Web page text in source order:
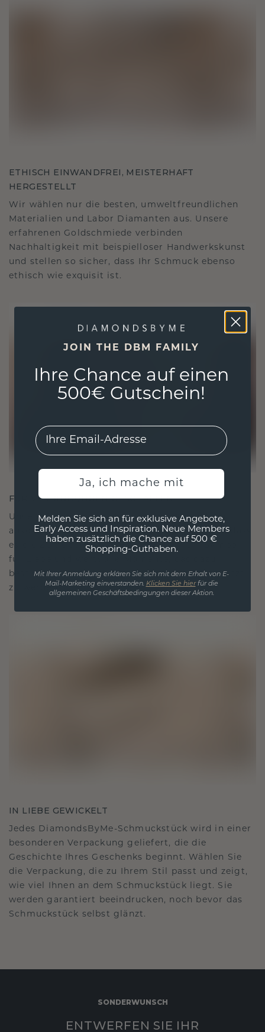
ETHISCH EINWANDFREI, MEISTERHAFT
HERGESTELLT
Wir wählen nur die besten, umweltfreundlichen
Materialien und Labor Diamanten aus. Unsere
erfahrenen Goldschmiede verbinden
Nachhaltigkeit mit beispielloser Handwerkskunst
und stellen so sicher, dass Ihr Schmuck ebenso
ethisch wie exquisit ist.
FÜR VERBINDUNGEN GESCHAFFEN
Unsere Designphilosophie ist auf Verbindung
ausgelegt, wobei jedes Stück so gestaltet ist, dass
es die Zeit überdauert. Es wird zu Ihrem Symbol
für Liebe und wertvolle Momente, das dazu
bestimmt ist, für immer getragen und geschätzt
zu werden.
IN LIEBE GEWICKELT
Jedes DiamondsByMe-Schmuckstück wird in einer
besonderen Verpackung geliefert, die die
Geschichte Ihres Geschenks beginnt. Wählen Sie
die Verpackung, die zu Ihrem Stil passt und zeigt,
wie viel Ihnen an dem Schmuckstück liegt. Sie
werden garantiert beeindrucken, noch bevor das
Schmuckstück selbst glänzt.
SONDERWUNSCH
ENTWERFEN SIE IHR
JOIN THE DBM FAMILY
Ihre Chance auf einen
500€ Gutschein!
EMail
Ja, ich mache mit
Melden Sie sich an für exklusive Angebote,
Early Access und Inspiration. Neue Members
haben zusätzlich die Chance auf 500 €
Shopping-Guthaben.
Mit Ihrer Anmeldung erklären Sie sich mit dem Erhalt von E-
Mail-Marketing einverstanden. Klicken Sie hierfür die
allgemeinen Geschäftsbedingungen dieser Aktion.